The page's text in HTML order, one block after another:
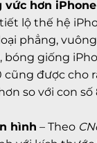
vức hơn iPhone
lộ thế hệ
phẳng,
bóng giống
cũng được cho
so với con
hình – Theo